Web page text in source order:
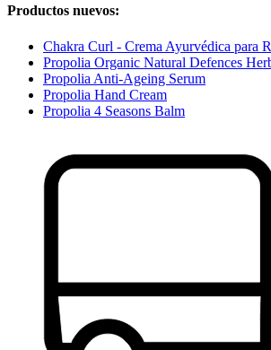
Productos nuevos:
Chakra Curl - Crema Ayurvédica para
Propolia Organic Natural Defences
Propolia Anti-Ageing Serum
Propolia Hand Cream
Propolia 4 Seasons Balm